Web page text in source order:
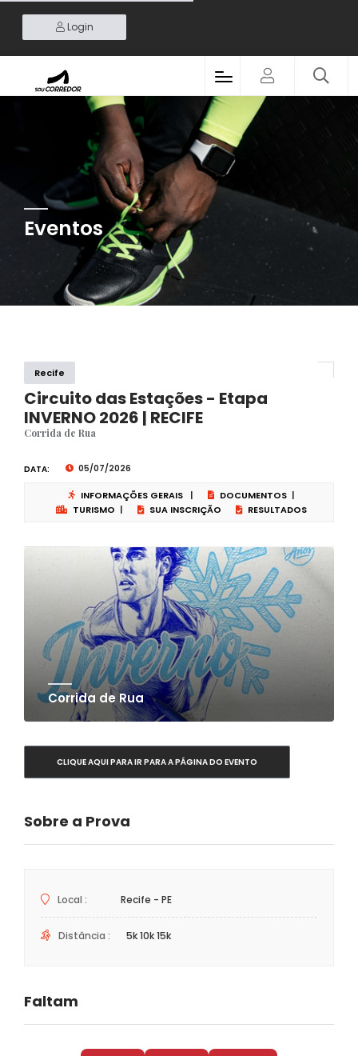
Login
Eventos
Recife
Circuito das Estações - Etapa
INVERNO 2026 | RECIFE
Corrida de Rua
DATA: 05/07/2026
INFORMAÇÕES GERAIS | DOCUMENTOS |
TURISMO | SUA INSCRIÇÃO RESULTADOS
Corrida de Rua
CLIQUE AQUI PARA IR PARA A PÁGINA DO EVENTO
Sobre a Prova
Local : Recife - PE
Distância : 5k 10k 15k
Faltam